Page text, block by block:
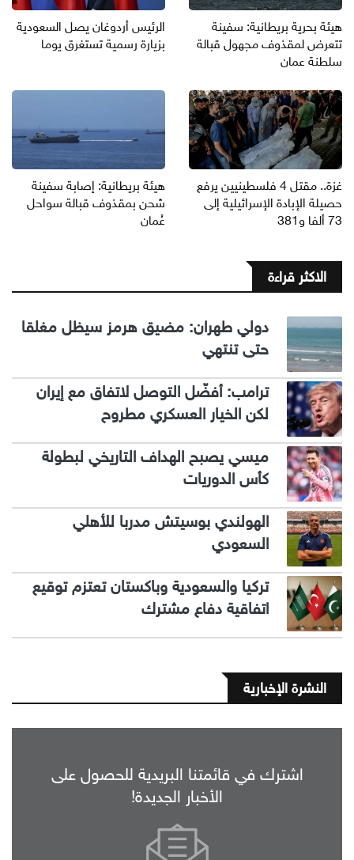
هيئة بحرية بريطانية: سفينة
تتعرض لمقذوف مجهول قبالة
سلطنة عمان
الرئيس أردوغان يصل السعودية
بزيارة رسمية تستغرق يوما
غزة.. مقتل 4 فلسطينيين يرفع
حصيلة الإبادة الإسرائيلية إلى
73 ألفا و381
هيئة بريطانية: إصابة سفينة
شحن بمقذوف قبالة سواحل
عُمان
الاكثر قراءة
دولي طهران: مضيق هرمز سيظل مغلقا
حتى تنتهي
ترامب: أفضّل التوصل لاتفاق مع إيران
لكن الخيار العسكري مطروح
ميسي يصبح الهداف التاريخي لبطولة
كأس الدوريات
الهولندي بوسيتش مدربا للأهلي
السعودي
تركيا والسعودية وباكستان تعتزم توقيع
اتفاقية دفاع مشترك
النشرة الإخبارية
اشترك في قائمتنا البريدية للحصول على
الأخبار الجديدة!